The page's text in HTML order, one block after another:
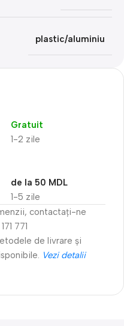
plastic/aluminiu
1-2 zile
Gratuit
1-5 zile
de la 50 MDL
contactați-ne
771
de livrare și
Vezi detalii